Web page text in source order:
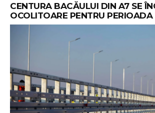
CENTURA BACĂULUI DIN A7 SE
OCOLITOARE PENTRU PERIOADA